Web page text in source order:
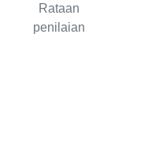
Rataan
penilaian